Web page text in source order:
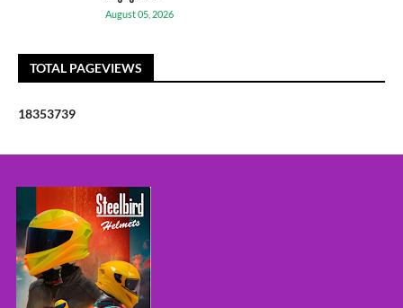
August 05, 2026
TOTAL PAGEVIEWS
18353739